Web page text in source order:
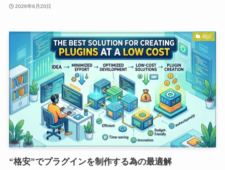
2026年6月20日
雑記
“格安”でプラグインを制作する為の最適解